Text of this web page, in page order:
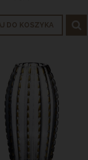
DO KOSZYKA